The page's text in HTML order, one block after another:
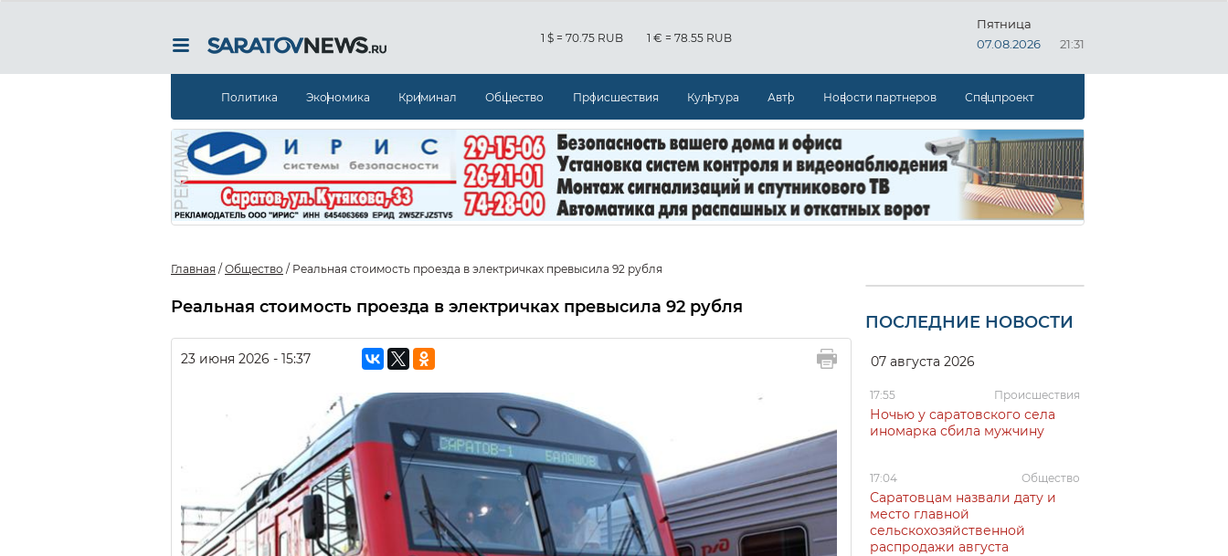
1 $ = 70.75 RUB 1 € = 78.55 RUB
Пятница
07.08.2026
21:31
Политика Экономика Криминал Общество Происшествия Культура Авто Новости партнеров Спецпроект
Главная / Общество / Реальная стоимость проезда в электричках превысила 92 рубля
Реальная стоимость проезда в электричках превысила 92 рубля
23 июня 2026 - 15:37
ПОСЛЕДНИЕ НОВОСТИ
07 августа 2026
17:55 Происшествия
Ночью у саратовского села
иномарка сбила мужчину
17:04 Общество
Саратовцам назвали дату и
место главной
сельскохозяйственной
распродажи августа